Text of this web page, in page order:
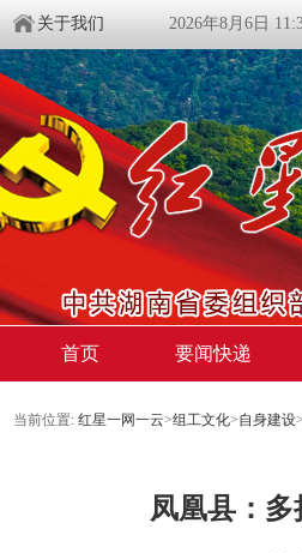
关于我们 2026年8月6日
首页 要闻快递
当前位置: 红星一网一云>组工文化>自身建设>
凤凰县：